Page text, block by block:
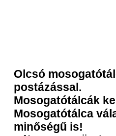
Olcsó
postázással.
Mosogatótálcák
Mosogatótálca
minőségű is!